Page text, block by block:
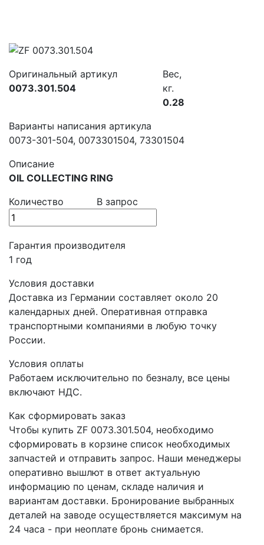
Оригинальный артикул
0073.301.504
Вес,
кг.
0.28
Варианты написания артикула
0073-301-504, 0073301504, 73301504
Описание
OIL COLLECTING RING
Количество
В запрос
Гарантия производителя
1 год
Условия доставки
Доставка из Германии составляет около 20
календарных дней. Оперативная отправка
транспортными компаниями в любую точку
России.
Условия оплаты
Работаем исключительно по безналу, все цены
включают НДС.
Как сформировать заказ
Чтобы купить ZF 0073.301.504, необходимо
сформировать в корзине список необходимых
запчастей и отправить запрос. Наши менеджеры
оперативно вышлют в ответ актуальную
информацию по ценам, складе наличия и
вариантам доставки. Бронирование выбранных
деталей на заводе осуществляется максимум на
24 часа - при неоплате бронь снимается.